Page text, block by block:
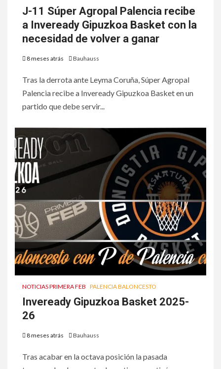
J-11 Súper Agropal Palencia recibe
a Inveready Gipuzkoa Basket con la
necesidad de volver a ganar
8 meses atrás Bauhauss
Tras la derrota ante Leyma Coruña, Súper Agropal
Palencia recibe a Inveready Gipuzkoa Basket en un
partido que debe servir...
NOTICIAS PRIMERA FEB PALENCIA BALONCESTO
Inveready Gipuzkoa Basket 2025-
26
8 meses atrás Bauhauss
Tras acabar en la octava posición la pasada